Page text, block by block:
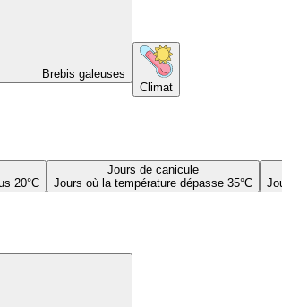
Brebis galeuses
Climat
20°C
Jours de canicule
Jours où la température dépasse 35°C